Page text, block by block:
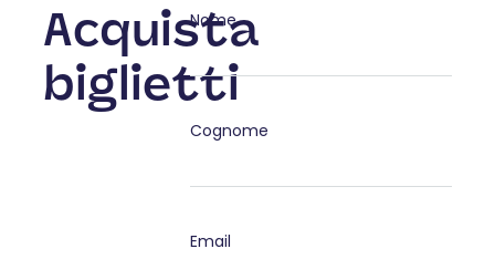
Acquista
biglietti
Nome
Cognome
Email